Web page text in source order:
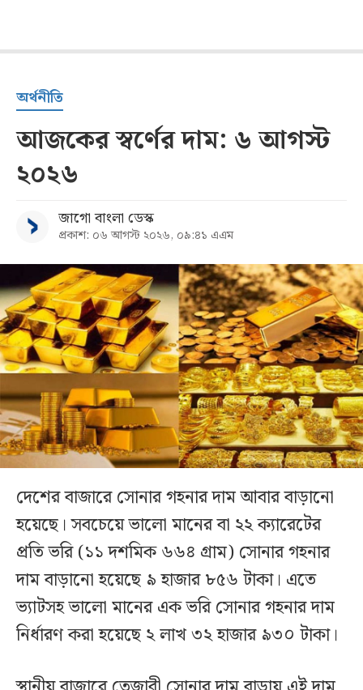
অর্থনীতি
আজকের স্বর্ণের দাম: ৬ আগস্ট
২০২৬
জাগো বাংলা ডেস্ক
প্রকাশ: ০৬ আগস্ট ২০২৬, ০৯:৪১ এএম
দেশের বাজারে সোনার গহনার দাম আবার বাড়ানো
হয়েছে। সবচেয়ে ভালো মানের বা ২২ ক্যারেটের
প্রতি ভরি (১১ দশমিক ৬৬৪ গ্রাম) সোনার গহনার
দাম বাড়ানো হয়েছে ৯ হাজার ৮৫৬ টাকা। এতে
ভ্যাটসহ ভালো মানের এক ভরি সোনার গহনার দাম
নির্ধারণ করা হয়েছে ২ লাখ ৩২ হাজার ৯৩০ টাকা।